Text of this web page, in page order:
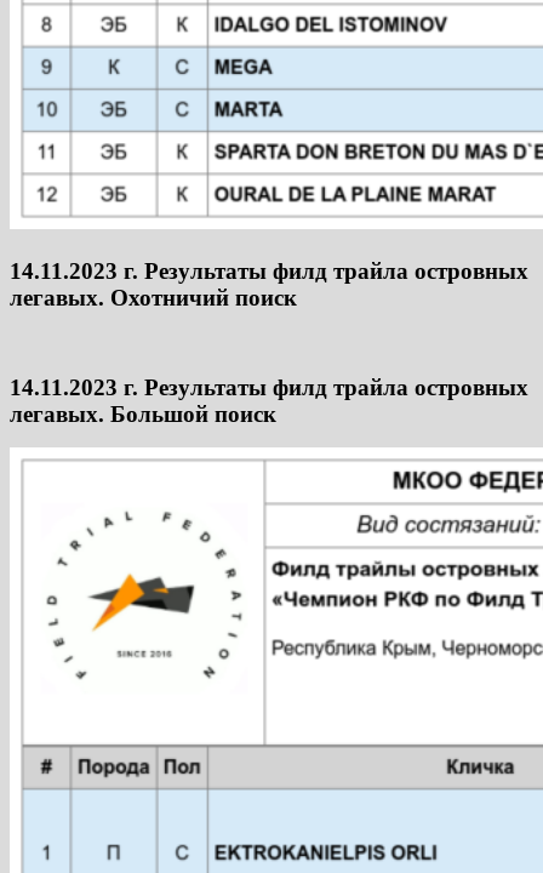
14.11.2023 г. Результаты филд трайла островных
легавых. Охотничий поиск
14.11.2023 г. Результаты филд трайла островных
легавых. Большой поиск